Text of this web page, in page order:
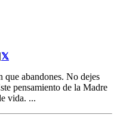
|
que abandones. No dejes
pensamiento de la Madre
vida. ...